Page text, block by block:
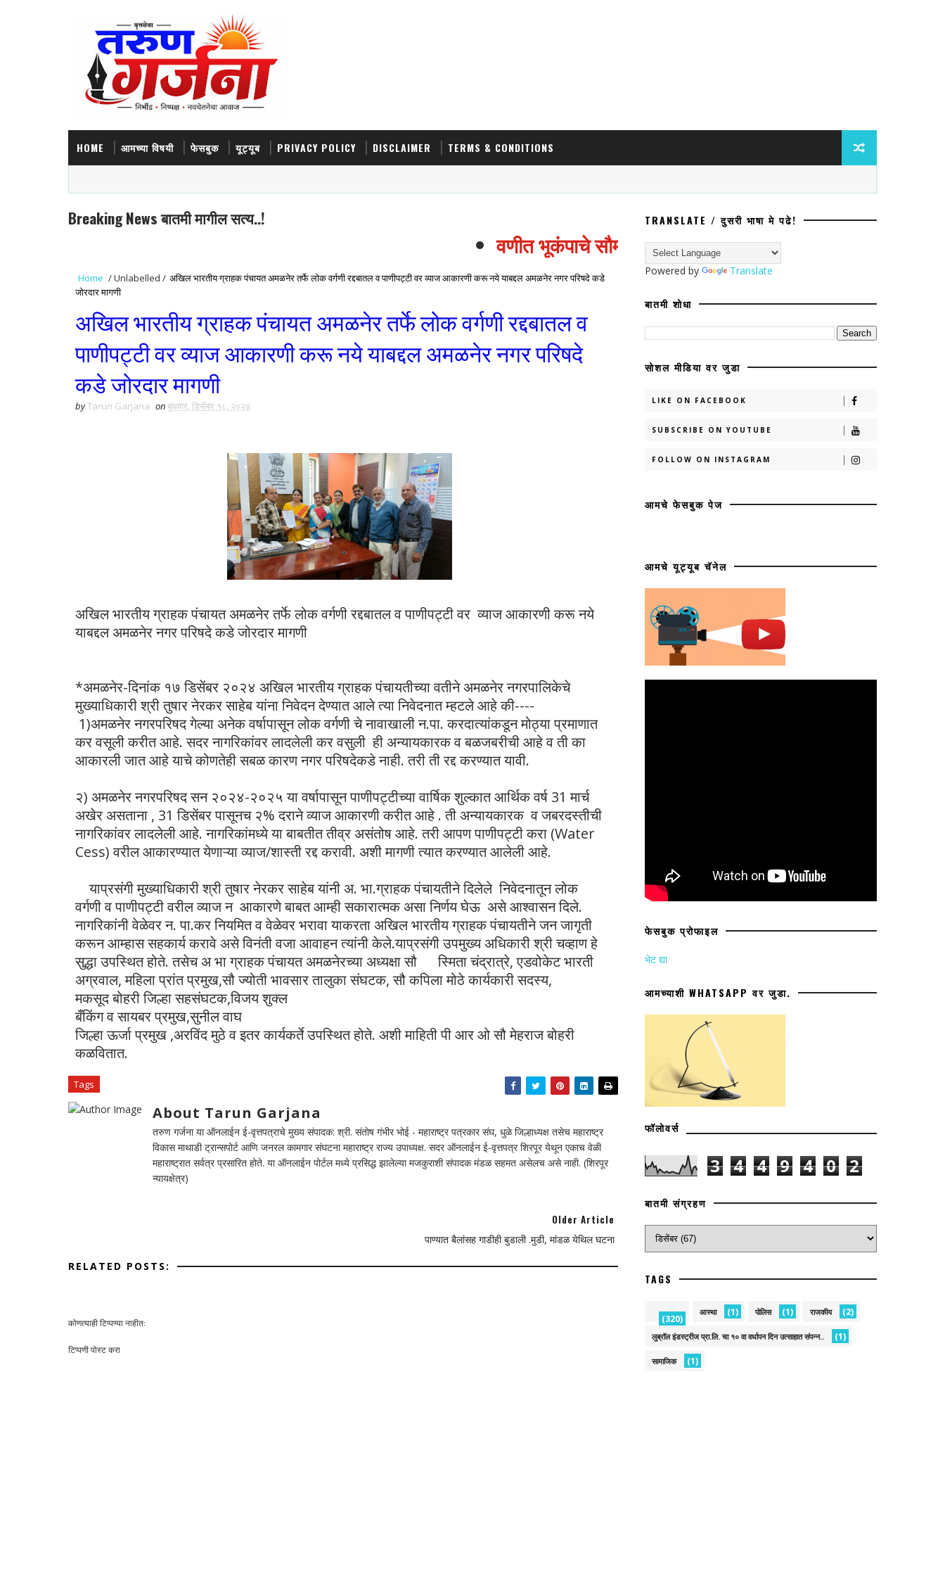
HOME आमच्या विषयी फेसबुक यूट्यूब PRIVACY POLICY DISCLAIMER TERMS & CONDITIONS
Breaking News बातमी मागील सत्य..!
वणीत भूकंपाचे सौम्य हादरे; सुदैवाने कोणतीही जीवित अथवा वित्तहानी
Home /Unlabelled / अखिल भारतीय ग्राहक पंचायत अमळनेर तर्फे लोक वर्गणी रद्दबातल व पाणीपट्टी वर व्याज आकारणी करू नये याबद्दल अमळनेर नगर परिषदे कडे
जोरदार मागणी
अखिल भारतीय ग्राहक पंचायत अमळनेर तर्फे लोक वर्गणी रद्दबातल व
पाणीपट्टी वर व्याज आकारणी करू नये याबद्दल अमळनेर नगर परिषदे
कडे जोरदार मागणी
byTarun Garjana onबुधवार, डिसेंबर १८, २०२४
अखिल भारतीय ग्राहक पंचायत अमळनेर तर्फे लोक वर्गणी रद्दबातल व पाणीपट्टी वर व्याज आकारणी करू नये
याबद्दल अमळनेर नगर परिषदे कडे जोरदार मागणी
*अमळनेर-दिनांक १७ डिसेंबर २०२४ अखिल भारतीय ग्राहक पंचायतीच्या वतीने अमळनेर नगरपालिकेचे
मुख्याधिकारी श्री तुषार नेरकर साहेब यांना निवेदन देण्यात आले त्या निवेदनात म्हटले आहे की----
1)अमळनेर नगरपरिषद गेल्या अनेक वर्षापासून लोक वर्गणी चे नावाखाली न.पा. करदात्यांकडून मोठ्या प्रमाणात
कर वसूली करीत आहे. सदर नागरिकांवर लादलेली कर वसुली ही अन्यायकारक व बळजबरीची आहे व ती का
आकारली जात आहे याचे कोणतेही सबळ कारण नगर परिषदेकडे नाही. तरी ती रद्द करण्यात यावी.
२) अमळनेर नगरपरिषद सन २०२४-२०२५ या वर्षापासून पाणीपट्टीच्या वार्षिक शुल्कात आर्थिक वर्ष 31 मार्च
अखेर असताना , 31 डिसेंबर पासूनच २% दराने व्याज आकारणी करीत आहे . ती अन्यायकारक व जबरदस्तीची
नागरिकांवर लादलेली आहे. नागरिकांमध्ये या बाबतीत तीव्र असंतोष आहे. तरी आपण पाणीपट्टी करा (Water
Cess) वरील आकारण्यात येणाऱ्या व्याज/शास्ती रद्द करावी. अशी मागणी त्यात करण्यात आलेली आहे.
याप्रसंगी मुख्याधिकारी श्री तुषार नेरकर साहेब यांनी अ. भा.ग्राहक पंचायतीने दिलेले निवेदनातून लोक
वर्गणी व पाणीपट्टी वरील व्याज न आकारणे बाबत आम्ही सकारात्मक असा निर्णय घेऊ असे आश्वासन दिले.
नागरिकांनी वेळेवर न. पा.कर नियमित व वेळेवर भरावा याकरता अखिल भारतीय ग्राहक पंचायतीने जन जागृती
करून आम्हास सहकार्य करावे असे विनंती वजा आवाहन त्यांनी केले.याप्रसंगी उपमुख्य अधिकारी श्री चव्हाण हे
सुद्धा उपस्थित होते. तसेच अ भा ग्राहक पंचायत अमळनेरच्या अध्यक्षा सौ ‌स्मिता चंद्रात्रे, एडवोकेट भारती
अग्रवाल, महिला प्रांत प्रमुख,सौ ज्योती भावसार तालुका संघटक, सौ कपिला मोठे कार्यकारी सदस्य,
मकसूद बोहरी जिल्हा सहसंघटक,विजय शुक्ल
बँकिंग व सायबर प्रमुख,सुनील वाघ
जिल्हा ऊर्जा प्रमुख ,अरविंद मुठे व इतर कार्यकर्ते उपस्थित होते. अशी माहिती पी आर ओ सौ मेहराज बोहरी‌
कळवितात.
Tags
About Tarun Garjana
तरुण गर्जना या ऑनलाईन ई-वृत्तपत्राचे मुख्य संपादक: श्री. संतोष गंभीर भोई - महाराष्ट्र पत्रकार संघ, धुळे जिल्हाध्यक्ष तसेच महाराष्ट्र
विकास माथाडी ट्रान्सपोर्ट आणि जनरल कामगार संघटना महाराष्ट्र राज्य उपाध्यक्ष. सदर ऑनलाईन ई-वृत्तपत्र शिरपूर येथून एकाच वेळी
महाराष्ट्रात सर्वत्र प्रसारित होते. या ऑनलाईन पोर्टल मध्ये प्रसिद्ध झालेल्या मजकुराशी संपादक मंडळ सहमत असेलच असे नाही. (शिरपूर
न्यायक्षेत्र)
Older Article
पाण्यात बैलांसह गाडीही बुडाली .मुडी, मांडळ येथिल घटना
RELATED POSTS:
कोणत्याही टिप्पण्‍या नाहीत:
टिप्पणी पोस्ट करा
TRANSLATE / दुसरी भाषा मे पढे!
Powered by Translate
बातमी शोधा
सोशल मीडिया वर जुडा
LIKE ON FACEBOOK
SUBSCRIBE ON YOUTUBE
FOLLOW ON INSTAGRAM
आमचे फेसबुक पेज
आमचे यूट्यूब चॅनेल
फेसबुक प्रोफाइल
भेट द्या
आमच्याशी WHATSAPP वर जुडा.
फॉलोवर्स
3 4 4 9 4 0 2
बातमी संग्रहण
TAGS
(320)
आस्था (1) पोलिस (1) राजकीय (2)
लुब्रॉल इंडस्ट्रीज प्रा.लि. चा १० वा वर्धापन दिन उत्साहात संपन्न.. (1)
सामाजिक (1)